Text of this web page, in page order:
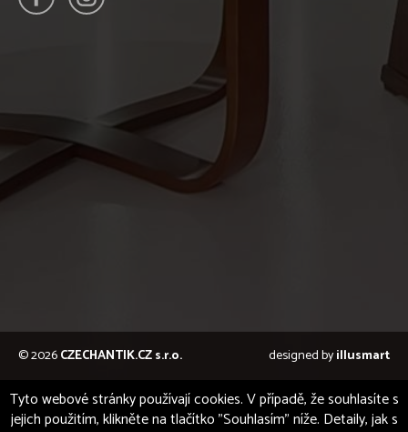
© 2026CZECHANTIK.CZ s.r.o. designed byillusmart
Tyto webové stránky používají cookies. V případě, že souhlasíte s
jejich použitím, klikněte na tlačítko "Souhlasím" níže. Detaily, jak s